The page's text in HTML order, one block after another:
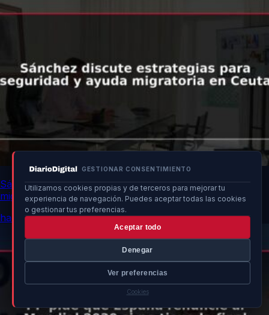
GESTIONAR CONSENTIMIENTO
Utilizamos cookies propias y de terceros para mejorar tu
experiencia de navegación. Puedes aceptar todas las cookies
o gestionar tus preferencias.
Aceptar todo
Denegar
Ver preferencias
Cookies
Sánchez discute estrategias para seguridad y ayuda
migratoria en Ceuta
hace 15h